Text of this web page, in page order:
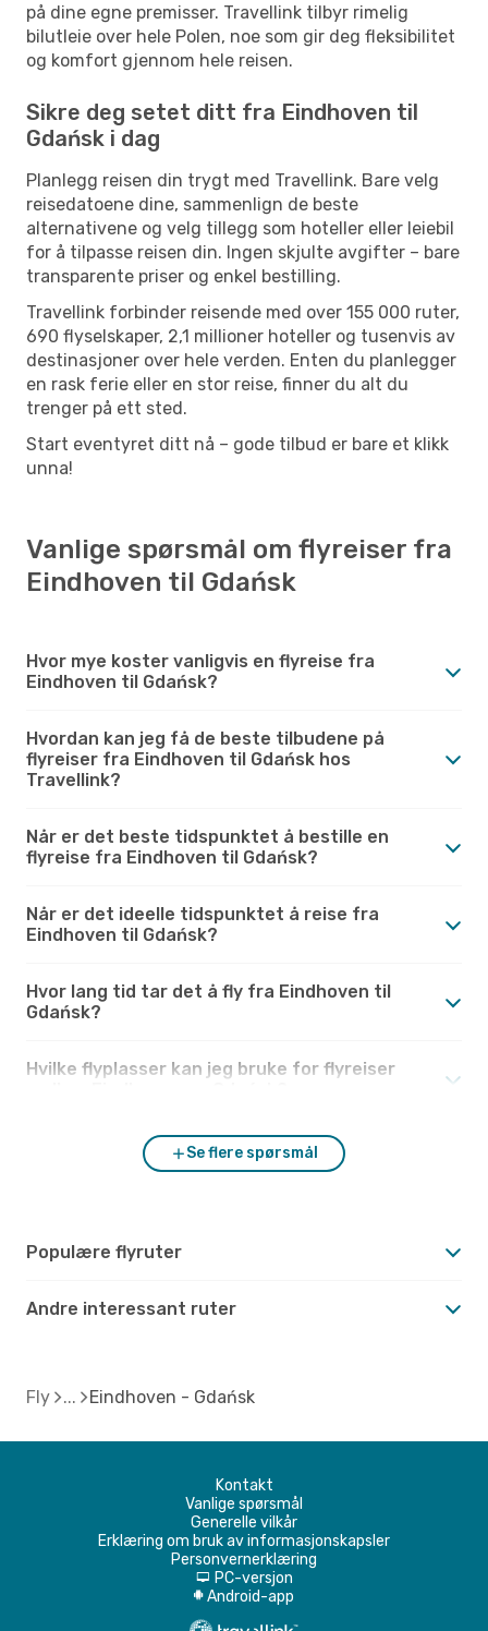
på dine egne premisser. Travellink tilbyr rimelig
bilutleie over hele Polen, noe som gir deg fleksibilitet
og komfort gjennom hele reisen.
Sikre deg setet ditt fra Eindhoven til
Gdańsk i dag
Planlegg reisen din trygt med Travellink. Bare velg
reisedatoene dine, sammenlign de beste
alternativene og velg tillegg som hoteller eller leiebil
for å tilpasse reisen din. Ingen skjulte avgifter – bare
transparente priser og enkel bestilling.
Travellink forbinder reisende med over 155 000 ruter,
690 flyselskaper, 2,1 millioner hoteller og tusenvis av
destinasjoner over hele verden. Enten du planlegger
en rask ferie eller en stor reise, finner du alt du
trenger på ett sted.
Start eventyret ditt nå – gode tilbud er bare et klikk
unna!
Vanlige spørsmål om flyreiser fra
Eindhoven til Gdańsk
Hvor mye koster vanligvis en flyreise fra
Eindhoven til Gdańsk?
Hvordan kan jeg få de beste tilbudene på
flyreiser fra Eindhoven til Gdańsk hos
Travellink?
Når er det beste tidspunktet å bestille en
flyreise fra Eindhoven til Gdańsk?
Når er det ideelle tidspunktet å reise fra
Eindhoven til Gdańsk?
Hvor lang tid tar det å fly fra Eindhoven til
Gdańsk?
Hvilke flyplasser kan jeg bruke for flyreiser
Se flere spørsmål
Populære flyruter
Andre interessant ruter
Fly Eindhoven - Gdańsk
Kontakt
Vanlige spørsmål
Generelle vilkår
Erklæring om bruk av informasjonskapsler
Personvernerklæring
d PC-versjon
A Android-app